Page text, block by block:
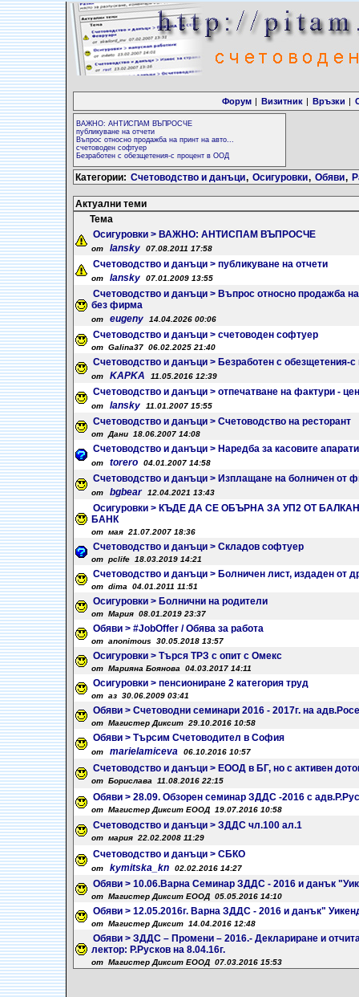
Форум | Визитник | Връзки |
ВАЖНО: АНТИСПАМ ВЪПРОСЧЕ
публикуване на отчети
Въпрос относно продажба на принт на авто...
счетоводен софтуер
Безработен с обезщетения-с процент в ООД
Категории: Счетоводство и данъци, Осигуровки, Обяви,
Актуални теми
Тема
Осигуровки > ВАЖНО: АНТИСПАМ ВЪПРОСЧЕ
от lansky 07.08.2011 17:58
Счетоводство и данъци > публикуване на отчети
от lansky 07.01.2009 13:55
Счетоводство и данъци > Въпрос относно продажба на
без фирма
от eugeny 14.04.2026 00:06
Счетоводство и данъци > счетоводен софтуер
от Galina37 06.02.2025 21:40
Счетоводство и данъци > Безработен с обезщетения-
от KAPKA 11.05.2016 12:39
Счетоводство и данъци > отпечатване на фактури -
от lansky 11.01.2007 15:55
Счетоводство и данъци > Счетоводство на ресторант
от Дани 18.06.2007 14:08
Счетоводство и данъци > Наредба за касовите апарати
от torero 04.01.2007 14:58
Счетоводство и данъци > Изплащане на болничен от
от bgbear 12.04.2021 13:43
Осигуровки > КЪДЕ ДА СЕ ОБЪРНА ЗА УП2 ОТ
БАНК
от мая 21.07.2007 18:36
Счетоводство и данъци > Складов софтуер
от pclife 18.03.2019 14:21
Счетоводство и данъци > Болничен лист, издаден от
от dima 04.01.2011 11:51
Осигуровки > Болнични на родители
от Мария 08.01.2019 23:37
Обяви > #JobOffer / Обява за работа
от anonimous 30.05.2018 13:57
Осигуровки > Търся ТРЗ с опит с Омекс
от Марияна Боянова 04.03.2017 14:11
Осигуровки > пенсиониране 2 категория труд
от аз 30.06.2009 03:41
Обяви > Счетоводни семинари 2016 - 2017г. на
от Магистер Диксит 29.10.2016 10:58
Обяви > Търсим Счетоводител в София
от marielamiceva 06.10.2016 10:57
Счетоводство и данъци > ЕООД в БГ, но с активен
от Борислава 11.08.2016 22:15
Обяви > 28.09. Обзорен семинар ЗДДС -2016 с
от Магистер Диксит ЕООД 19.07.2016 10:58
Счетоводство и данъци > ЗДДС чл.100 ал.1
от мария 22.02.2008 11:29
Счетоводство и данъци > СБКО
от kymitska_kn 02.02.2016 14:27
Обяви > 10.06.Варна Семинар ЗДДС - 2016 и данък
от Магистер Диксит ЕООД 05.05.2016 14:10
Обяви > 12.05.2016г. Варна ЗДДС - 2016 и данък"
от Магистер Диксит 14.04.2016 12:48
Обяви > ЗДДС – Промени – 2016.- Деклариране и
лектор: Р.Русков на 8.04.16г.
от Магистер Диксит ЕООД 07.03.2016 15:53